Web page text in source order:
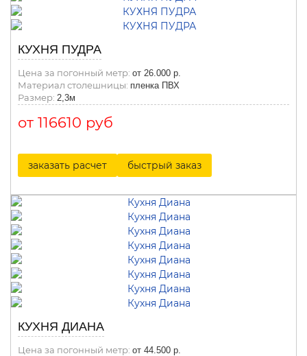
КУХНЯ ПУДРА
Цена за погонный метр: от 26.000 р.
Материал столешницы: пленка ПВХ
Размер: 2,3м
от 116610 руб
заказать расчет быстрый заказ
КУХНЯ ДИАНА
Цена за погонный метр: от 44.500 р.